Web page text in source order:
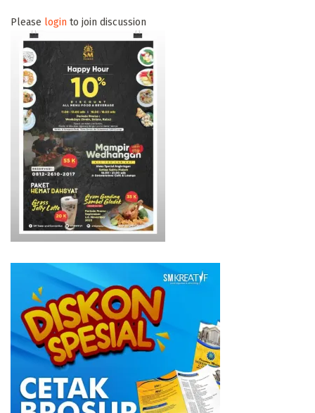
Please login to join discussion